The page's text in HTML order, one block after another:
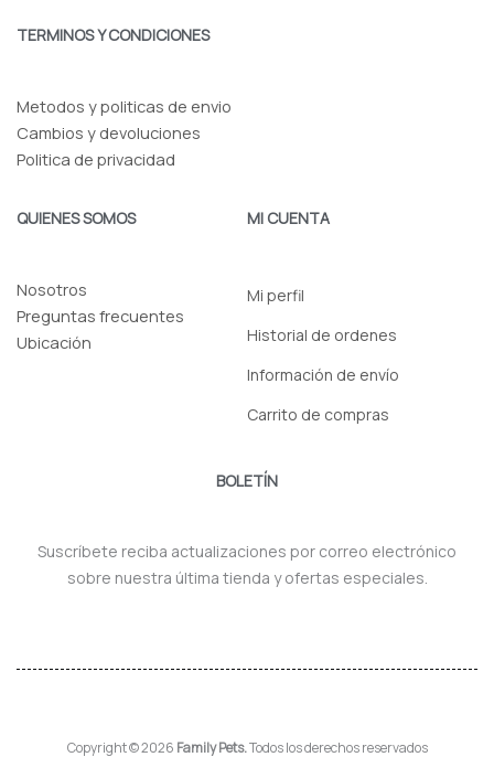
TERMINOS Y CONDICIONES
Metodos y politicas de envio
Cambios y devoluciones
Politica de privacidad
QUIENES SOMOS
Nosotros
Preguntas frecuentes
Ubicación
MI CUENTA
Mi perfil
Historial de ordenes
Información de envío
Carrito de compras
BOLETÍN
Suscríbete reciba actualizaciones por correo electrónico
sobre nuestra última tienda y ofertas especiales.
Copyright © 2026 Family Pets.Todos los derechos reservados